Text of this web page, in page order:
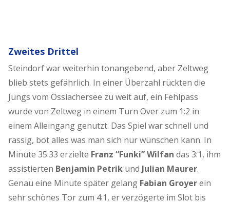
Zweites Drittel
Steindorf war weiterhin tonangebend, aber Zeltweg
blieb stets gefährlich. In einer Überzahl rückten die
Jungs vom Ossiachersee zu weit auf, ein Fehlpass
wurde von Zeltweg in einem Turn Over zum 1:2 in
einem Alleingang genutzt. Das Spiel war schnell und
rassig, bot alles was man sich nur wünschen kann. In
Minute 35:33 erzielte Franz “Funki” Wilfan das 3:1, ihm
assistierten Benjamin Petrikund Julian Maurer.
Genau eine Minute später gelang Fabian Groyerein
sehr schönes Tor zum 4:1, er verzögerte im Slot bis